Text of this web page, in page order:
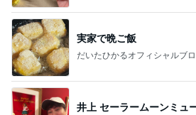
実家で晩ご飯
だいたひかるオフィシャルブ
井上 セーラームーンミュ